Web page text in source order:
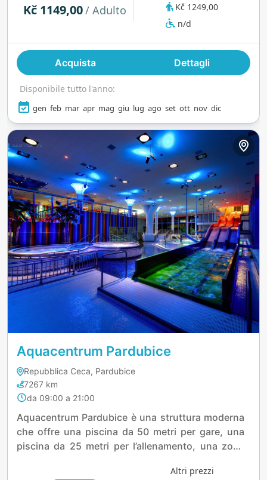
emozioni per visitatori di ogni gusto.
Kč 1149,00/ Adulto
Kč 1249,00
n/d
Acquista Dettagli
Disponibile tutto l'anno:
gen feb mar apr mag giu lug ago set ott nov dic
Aquacentrum Pardubice
Repubblica Ceca, Pardubice
7267 km
da 09:00 a 21:00
Aquacentrum Pardubice è una struttura moderna
che offre una piscina da 50 metri per gare, una
piscina da 25 metri per l’allenamento, una zona
centro fitness e spazi esterni stagionali. Aperto
Altri prezzi